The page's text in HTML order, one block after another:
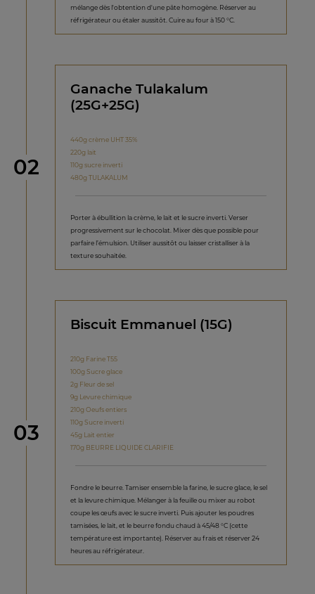
mélange dès l'obtention d'une pâte homogène. Réserver au
réfrigérateur ou étaler aussitôt. Cuire au four à 150 °C.
étape
02
Ganache Tulakalum
(25G+25G)
440g crème UHT 35%
220g lait
110g sucre inverti
480g TULAKALUM
Porter à ébullition la crème, le lait et le sucre inverti. Verser
progressivement sur le chocolat. Mixer dès que possible pour
parfaire l’émulsion. Utiliser aussitôt ou laisser cristalliser à la
texture souhaitée.
étape
03
Biscuit Emmanuel (15G)
210g Farine T55
100g Sucre glace
2g Fleur de sel
9g Levure chimique
210g Oeufs entiers
110g Sucre inverti
45g Lait entier
170g BEURRE LIQUIDE CLARIFIE
Fondre le beurre. Tamiser ensemble la farine, le sucre glace, le sel
et la levure chimique. Mélanger à la feuille ou mixer au robot
coupe les œufs avec le sucre inverti. Puis ajouter les poudres
tamisées, le lait, et le beurre fondu chaud à 45/48 °C (cette
température est importante). Réserver au frais et réserver 24
heures au réfrigérateur.